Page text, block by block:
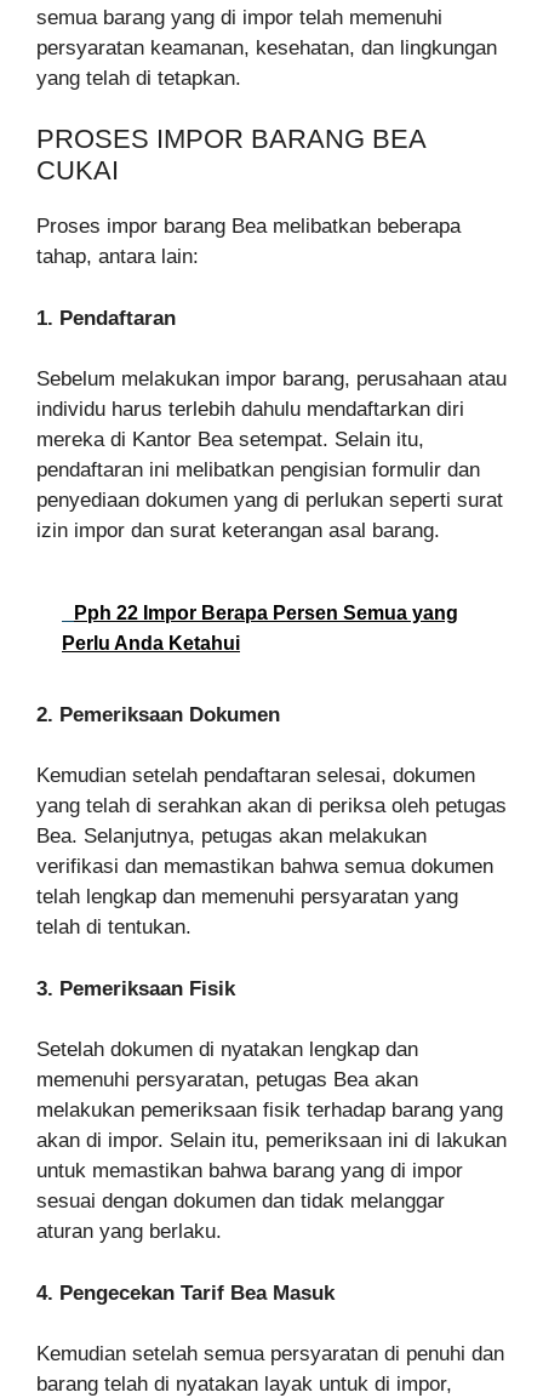
semua barang yang di impor telah memenuhi
persyaratan keamanan, kesehatan, dan lingkungan
yang telah di tetapkan.
PROSES IMPOR BARANG BEA
CUKAI
Proses impor barang Bea melibatkan beberapa
tahap, antara lain:
1. Pendaftaran
Sebelum melakukan impor barang, perusahaan atau
individu harus terlebih dahulu mendaftarkan diri
mereka di Kantor Bea setempat. Selain itu,
pendaftaran ini melibatkan pengisian formulir dan
penyediaan dokumen yang di perlukan seperti surat
izin impor dan surat keterangan asal barang.
Pph 22 Impor Berapa Persen Semua yang
Perlu Anda Ketahui
2. Pemeriksaan Dokumen
Kemudian setelah pendaftaran selesai, dokumen
yang telah di serahkan akan di periksa oleh petugas
Bea. Selanjutnya, petugas akan melakukan
verifikasi dan memastikan bahwa semua dokumen
telah lengkap dan memenuhi persyaratan yang
telah di tentukan.
3. Pemeriksaan Fisik
Setelah dokumen di nyatakan lengkap dan
memenuhi persyaratan, petugas Bea akan
melakukan pemeriksaan fisik terhadap barang yang
akan di impor. Selain itu, pemeriksaan ini di lakukan
untuk memastikan bahwa barang yang di impor
sesuai dengan dokumen dan tidak melanggar
aturan yang berlaku.
4. Pengecekan Tarif Bea Masuk
Kemudian setelah semua persyaratan di penuhi dan
barang telah di nyatakan layak untuk di impor,